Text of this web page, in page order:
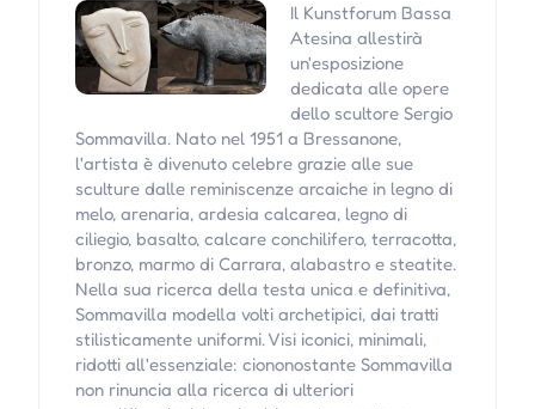
Il Kunstforum Bassa
Atesina allestirà
un'esposizione
dedicata alle opere
dello scultore Sergio
Sommavilla. Nato nel 1951 a Bressanone,
l'artista è divenuto celebre grazie alle sue
sculture dalle reminiscenze arcaiche in legno di
melo, arenaria, ardesia calcarea, legno di
ciliegio, basalto, calcare conchilifero, terracotta,
bronzo, marmo di Carrara, alabastro e steatite.
Nella sua ricerca della testa unica e definitiva,
Sommavilla modella volti archetipici, dai tratti
stilisticamente uniformi. Visi iconici, minimali,
ridotti all'essenziale: ciononostante Sommavilla
non rinuncia alla ricerca di ulteriori